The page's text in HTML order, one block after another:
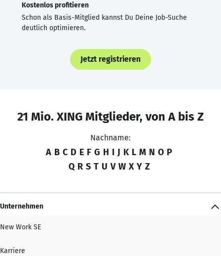
Kostenlos profitieren
Schon als Basis-Mitglied kannst Du Deine Job-Suche
deutlich optimieren.
Jetzt registrieren
21 Mio. XING Mitglieder, von A bis Z
Nachname:
A B C D E F G H I J K L M N O P
Q R S T U V W X Y Z
Unternehmen
New Work SE
Karriere